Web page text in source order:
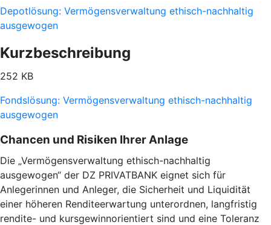
Depotlösung: Vermögensverwaltung ethisch-nachhaltig
ausgewogen
Kurzbeschreibung
252 KB
Fondslösung: Vermögensverwaltung ethisch-nachhaltig
ausgewogen
Chancen und Risiken Ihrer Anlage
Die „Vermögensverwaltung ethisch-nachhaltig
ausgewogen“ der DZ PRIVATBANK eignet sich für
Anlegerinnen und Anleger, die Sicherheit und Liquidität
einer höheren Renditeerwartung unterordnen, langfristig
rendite- und kursgewinnorientiert sind und eine Toleranz